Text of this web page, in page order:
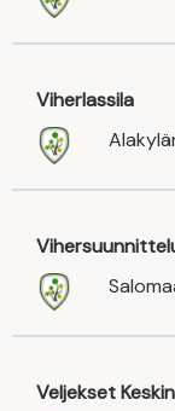
Viherlassila
Veljekset